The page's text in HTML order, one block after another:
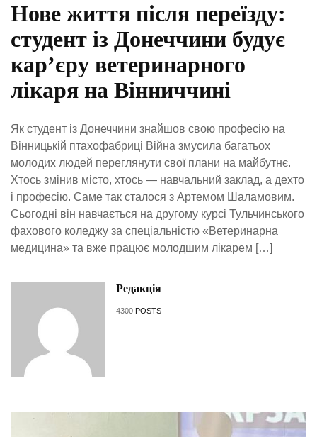
Нове життя після переїзду:
студент із Донеччини будує
кар’єру ветеринарного
лікаря на Вінниччині
Як студент із Донеччини знайшов свою професію на
Вінницькій птахофабриці Війна змусила багатьох
молодих людей переглянути свої плани на майбутнє.
Хтось змінив місто, хтось — навчальний заклад, а дехто
і професію. Саме так сталося з Артемом Шаламовим.
Сьогодні він навчається на другому курсі Тульчинського
фахового коледжу за спеціальністю «Ветеринарна
медицина» та вже працює молодшим лікарем […]
Редакція
4300 POSTS